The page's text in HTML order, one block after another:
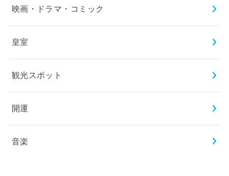
映画・ドラマ・コミック
皇室
観光スポット
開運
音楽